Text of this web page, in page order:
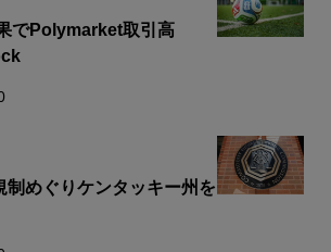
でPolymarket取引高
めぐりケンタッキー州を